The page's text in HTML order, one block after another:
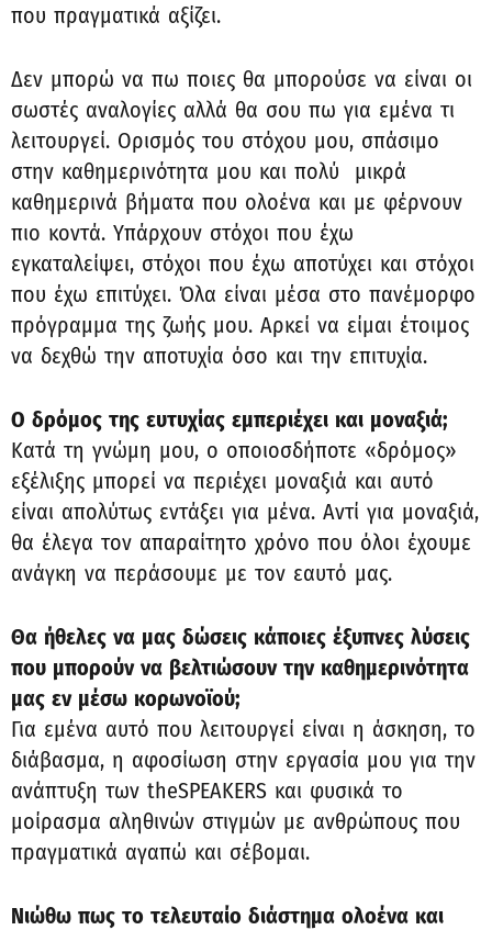
που πραγματικά αξίζει.
Δεν μπορώ να πω ποιες θα μπορούσε να είναι οι
σωστές αναλογίες αλλά θα σου πω για εμένα τι
λειτουργεί. Ορισμός του στόχου μου, σπάσιμο
στην καθημερινότητα μου και πολύ μικρά
καθημερινά βήματα που ολοένα και με φέρνουν
πιο κοντά. Υπάρχουν στόχοι που έχω
εγκαταλείψει, στόχοι που έχω αποτύχει και στόχοι
που έχω επιτύχει. Όλα είναι μέσα στο πανέμορφο
πρόγραμμα της ζωής μου. Αρκεί να είμαι έτοιμος
να δεχθώ την αποτυχία όσο και την επιτυχία.
Ο δρόμος της ευτυχίας εμπεριέχει και μοναξιά;
Κατά τη γνώμη μου, ο οποιοσδήποτε «δρόμος»
εξέλιξης μπορεί να περιέχει μοναξιά και αυτό
είναι απολύτως εντάξει για μένα. Αντί για μοναξιά,
θα έλεγα τον απαραίτητο χρόνο που όλοι έχουμε
ανάγκη να περάσουμε με τον εαυτό μας.
Θα ήθελες να μας δώσεις κάποιες έξυπνες λύσεις
που μπορούν να βελτιώσουν την καθημερινότητα
μας εν μέσω κορωνοϊού;
Για εμένα αυτό που λειτουργεί είναι η άσκηση, το
διάβασμα, η αφοσίωση στην εργασία μου για την
ανάπτυξη των theSPEAKERS και φυσικά το
μοίρασμα αληθινών στιγμών με ανθρώπους που
πραγματικά αγαπώ και σέβομαι.
Νιώθω πως το τελευταίο διάστημα ολοένα και